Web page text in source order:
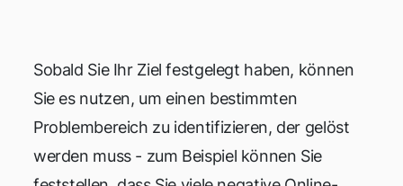
Sobald Sie Ihr Ziel festgelegt haben, können
Sie es nutzen, um einen bestimmten
Problembereich zu identifizieren, der gelöst
werden muss - zum Beispiel können Sie